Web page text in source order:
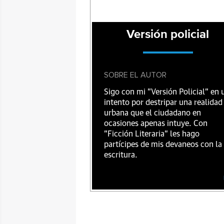
Versión policial
SOBRE EL AUTOR
Sigo con mi "Versión Policial" en
intento por destripar una realidad
urbana que el ciudadano en
ocasiones apenas intuye. Con
"Ficción Literaria" les hago
partícipes de mis devaneos con la
escritura.